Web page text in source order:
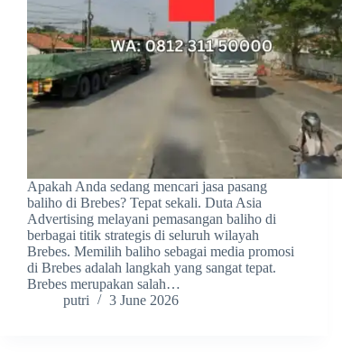
Apakah Anda sedang mencari jasa pasang
baliho di Brebes? Tepat sekali. Duta Asia
Advertising melayani pemasangan baliho di
berbagai titik strategis di seluruh wilayah
Brebes. Memilih baliho sebagai media promosi
di Brebes adalah langkah yang sangat tepat.
Brebes merupakan salah…
putri
3 June 2026